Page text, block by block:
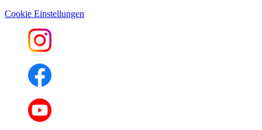
Cookie Einstellungen